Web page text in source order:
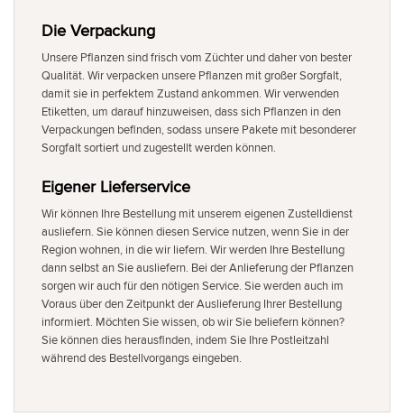
Die Verpackung
Unsere Pflanzen sind frisch vom Züchter und daher von bester
Qualität. Wir verpacken unsere Pflanzen mit großer Sorgfalt,
damit sie in perfektem Zustand ankommen. Wir verwenden
Etiketten, um darauf hinzuweisen, dass sich Pflanzen in den
Verpackungen befinden, sodass unsere Pakete mit besonderer
Sorgfalt sortiert und zugestellt werden können.
Eigener Lieferservice
Wir können Ihre Bestellung mit unserem eigenen Zustelldienst
ausliefern. Sie können diesen Service nutzen, wenn Sie in der
Region wohnen, in die wir liefern. Wir werden Ihre Bestellung
dann selbst an Sie ausliefern. Bei der Anlieferung der Pflanzen
sorgen wir auch für den nötigen Service. Sie werden auch im
Voraus über den Zeitpunkt der Auslieferung Ihrer Bestellung
informiert. Möchten Sie wissen, ob wir Sie beliefern können?
Sie können dies herausfinden, indem Sie Ihre Postleitzahl
während des Bestellvorgangs eingeben.